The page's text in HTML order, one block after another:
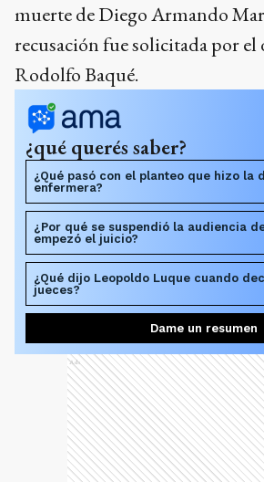
muerte de Diego Armando
recusación fue solicitada por el
Rodolfo Baqué.
¿qué querés saber?
¿Qué pasó con el planteo que hizo la
enfermera?
¿Por qué se suspendió la audiencia
empezó el juicio?
¿Qué dijo Leopoldo Luque cuando
jueces?
Dame un resumen
Ads